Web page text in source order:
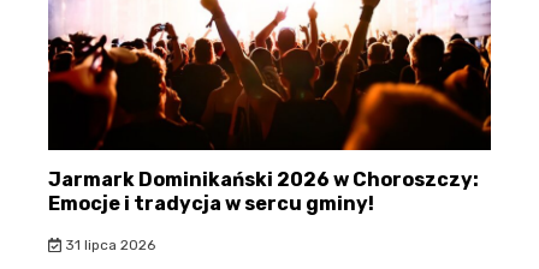
Jarmark Dominikański 2026 w Choroszczy:
Emocje i tradycja w sercu gminy!
31 lipca 2026